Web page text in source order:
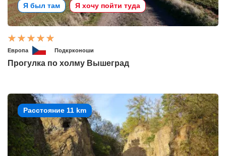
Я был там Я хочу пойти туда
Европа Подкрконоши
Прогулка по холму Вышеград
Расстояние 11 km